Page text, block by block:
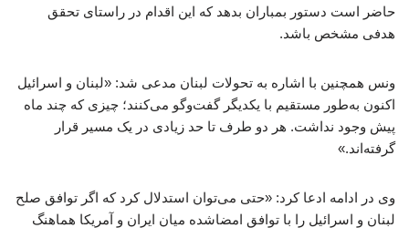
حاضر است دستور بمباران بدهد که این اقدام در راستای تحقق
هدفی مشخص باشد.
ونس همچنین با اشاره به تحولات لبنان مدعی شد: «لبنان و اسرائیل
اکنون به‌طور مستقیم با یکدیگر گفت‌وگو می‌کنند؛ چیزی که چند ماه
پیش وجود نداشت. هر دو طرف تا حد زیادی در یک مسیر قرار
گرفته‌اند.»
وی در ادامه ادعا کرد: «حتی می‌توان استدلال کرد که اگر توافق صلح
لبنان و اسرائیل را با توافق امضاشده میان ایران و آمریکا هماهنگ